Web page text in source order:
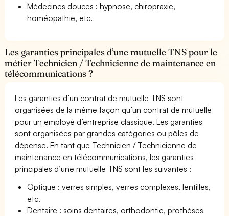
Médecines douces : hypnose, chiropraxie,
homéopathie, etc.
Les garanties principales d’une mutuelle TNS pour le
métier Technicien / Technicienne de maintenance en
télécommunications ?
Les garanties d’un contrat de mutuelle TNS sont
organisées de la même façon qu’un contrat de mutuelle
pour un employé d’entreprise classique. Les garanties
sont organisées par grandes catégories ou pôles de
dépense. En tant que Technicien / Technicienne de
maintenance en télécommunications, les garanties
principales d’une mutuelle TNS sont les suivantes :
Optique : verres simples, verres complexes, lentilles,
etc.
Dentaire : soins dentaires, orthodontie, prothèses